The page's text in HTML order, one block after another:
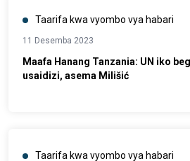
Taarifa kwa vyombo vya habari
11 Desemba 2023
Maafa Hanang Tanzania: UN iko
usaidizi, asema Milišić
Taarifa kwa vyombo vya habari